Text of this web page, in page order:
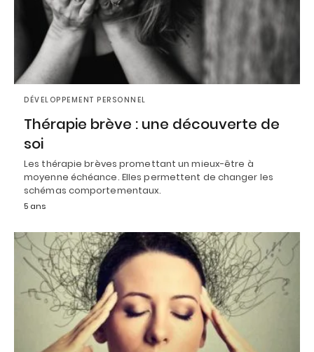
DÉVELOPPEMENT PERSONNEL
Thérapie brève : une découverte de
soi
Les thérapie brèves promettant un mieux-être à
moyenne échéance. Elles permettent de changer les
schémas comportementaux.
5 ans